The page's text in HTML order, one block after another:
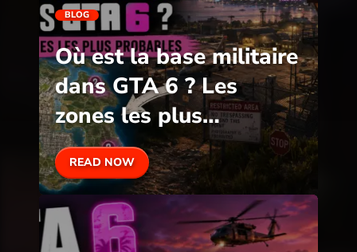
BLOG
Où est la base militaire
dans GTA 6 ? Les
zones les plus
probables
READ NOW